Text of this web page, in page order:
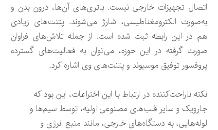
اتصال تجهیزات خارجی نیست. باتری‌های آن‌ها، درون بدن و
به‌صورت الکترومغناطیسی، شارژ می‌شوند. پتنت‌های زیادی
هم در این رابطه ثبت شده است. از جمله تلاش‌های فراوان
صورت گرفته در این حوزه، می‌توان به فعالیت‌های گسترده
پروفسور توفیق موسیوند و پتنت‌های وی اشاره کرد.
نکته ناراحت‌کننده در ارتباط با این اختراعات، این بود که
جارویک و سایر قلب‌های مصنوعی اولیه، توسط سیم‌ها و
لوله‌هایی، به دستگاه‌های خارجی، مانند منبع انرژی و